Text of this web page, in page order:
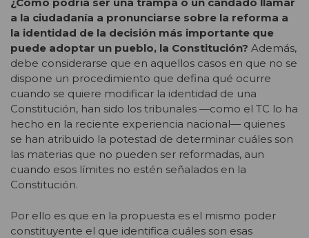
¿Cómo podría ser una trampa o un candado llamar
a la ciudadanía a pronunciarse sobre la reforma a
la identidad de la decisión más importante que
puede adoptar un pueblo, la Constitución? Además,
debe considerarse que en aquellos casos en que no se
dispone un procedimiento que defina qué ocurre
cuando se quiere modificar la identidad de una
Constitución, han sido los tribunales —como el TC lo ha
hecho en la reciente experiencia nacional— quienes
se han atribuido la potestad de determinar cuáles son
las materias que no pueden ser reformadas, aun
cuando esos límites no estén señalados en la
Constitución.
Por ello es que en la propuesta es el mismo poder
constituyente el que identifica cuáles son esas